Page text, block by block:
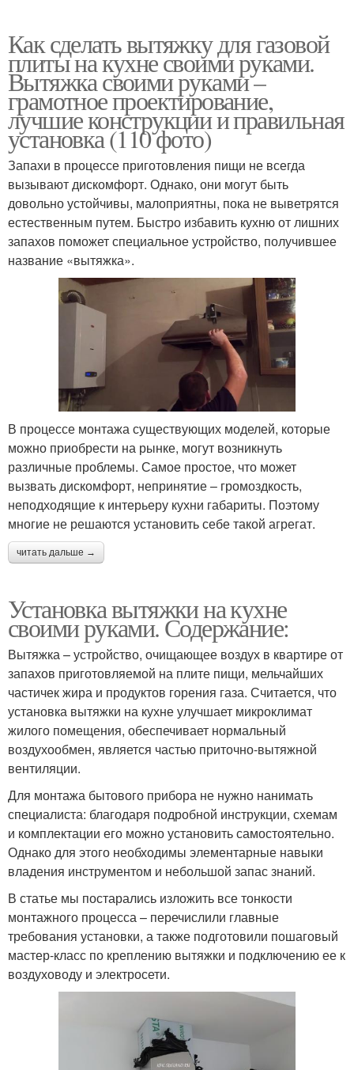
Как сделать вытяжку для газовой
плиты на кухне своими руками.
Вытяжка своими руками –
грамотное проектирование,
лучшие конструкции и правильная
установка (110 фото)
Запахи в процессе приготовления пищи не всегда
вызывают дискомфорт. Однако, они могут быть
довольно устойчивы, малоприятны, пока не выветрятся
естественным путем. Быстро избавить кухню от лишних
запахов поможет специальное устройство, получившее
название «вытяжка».
В процессе монтажа существующих моделей, которые
можно приобрести на рынке, могут возникнуть
различные проблемы. Самое простое, что может
вызвать дискомфорт, непринятие – громоздкость,
неподходящие к интерьеру кухни габариты. Поэтому
многие не решаются установить себе такой агрегат.
читать дальше →
Установка вытяжки на кухне
своими руками. Содержание:
Вытяжка – устройство, очищающее воздух в квартире от
запахов приготовляемой на плите пищи, мельчайших
частичек жира и продуктов горения газа. Считается, что
установка вытяжки на кухне улучшает микроклимат
жилого помещения, обеспечивает нормальный
воздухообмен, является частью приточно-вытяжной
вентиляции.
Для монтажа бытового прибора не нужно нанимать
специалиста: благодаря подробной инструкции, схемам
и комплектации его можно установить самостоятельно.
Однако для этого необходимы элементарные навыки
владения инструментом и небольшой запас знаний.
В статье мы постарались изложить все тонкости
монтажного процесса – перечислили главные
требования установки, а также подготовили пошаговый
мастер-класс по креплению вытяжки и подключению ее к
воздуховоду и электросети.